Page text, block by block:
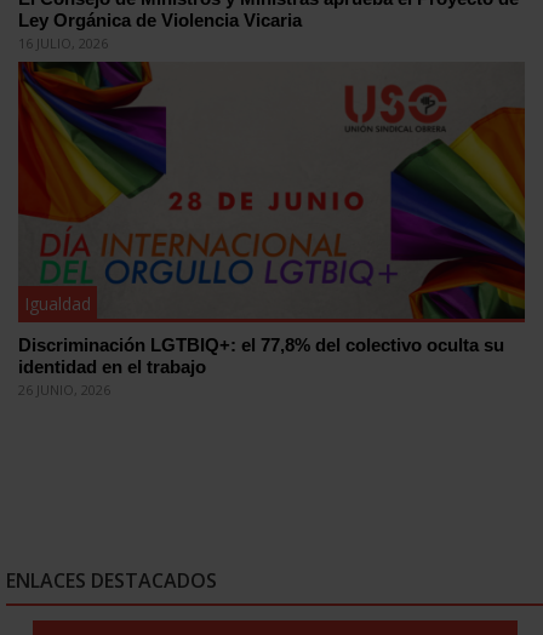
Ley Orgánica de Violencia Vicaria
16 JULIO, 2026
Igualdad
Discriminación LGTBIQ+: el 77,8% del colectivo oculta su
identidad en el trabajo
26 JUNIO, 2026
ENLACES DESTACADOS